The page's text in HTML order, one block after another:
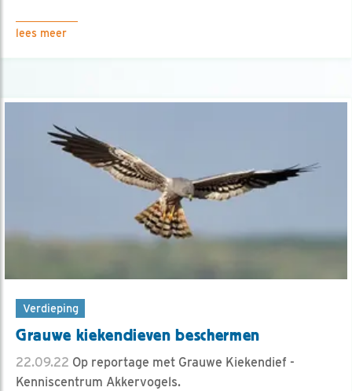
lees meer
Verdieping
Grauwe kiekendieven beschermen
22.09.22 Op reportage met Grauwe Kiekendief -
Kenniscentrum Akkervogels.